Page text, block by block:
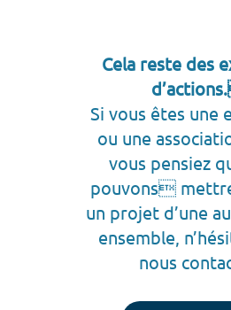
Cela reste des
Si vous êtes une
ou une
vous pensiez
pouvons
un projet d’une
ensemble,
nous